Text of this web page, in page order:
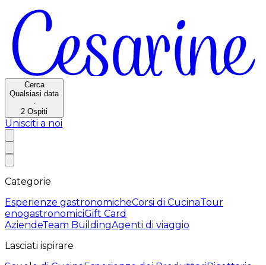
Cerca
Qualsiasi data
·
2 Ospiti
Unisciti a noi
Categorie
Esperienze gastronomicheCorsi di CucinaTour
enogastronomiciGift Card
AziendeTeam BuildingAgenti di viaggio
Lasciati ispirare